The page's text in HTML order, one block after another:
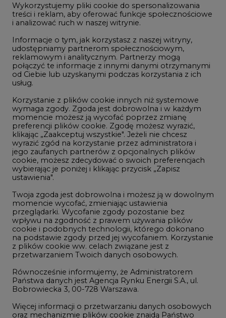
Studio CIRE
Rozmowy o energetyce
Gospodarka
Geopolityka
LTE450
Innowacje i AI
Telekomunikacja i IT
Handel emisjami CO2
Wodór
Górnictwo
Atom
Fotowoltaika
Offshore wind
Zielone samorządy
Zielona gospodarka
Wykorzystujemy pliki cookie do spersonalizowania
treści i reklam, aby oferować funkcje społecznościowe
i analizować ruch w naszej witrynie.
Informacje o tym, jak korzystasz z naszej witryny,
udostępniamy partnerom społecznościowym,
reklamowym i analitycznym. Partnerzy mogą
połączyć te informacje z innymi danymi otrzymanymi
od Ciebie lub uzyskanymi podczas korzystania z ich
usług.
Korzystanie z plików cookie innych niż systemowe
wymaga zgody. Zgoda jest dobrowolna i w każdym
momencie możesz ją wycofać poprzez zmianę
preferencji plików cookie. Zgodę możesz wyrazić,
klikając „Zaakceptuj wszystkie". Jeżeli nie chcesz
wyrazić zgód na korzystanie przez administratora i
jego zaufanych partnerów z opcjonalnych plików
cookie, możesz zdecydować o swoich preferencjach
wybierając je poniżej i klikając przycisk „Zapisz
ustawienia".
Twoja zgoda jest dobrowolna i możesz ją w dowolnym
momencie wycofać, zmieniając ustawienia
przeglądarki. Wycofanie zgody pozostanie bez
wpływu na zgodność z prawem używania plików
cookie i podobnych technologii, którego dokonano
na podstawie zgody przed jej wycofaniem. Korzystanie
z plików cookie ww. celach związane jest z
przetwarzaniem Twoich danych osobowych.
Równocześnie informujemy, że Administratorem
Państwa danych jest Agencja Rynku Energii S.A., ul.
Bobrowiecka 3, 00-728 Warszawa.
Więcej informacji o przetwarzaniu danych osobowych
oraz mechanizmie plików cookie znajdą Państwo